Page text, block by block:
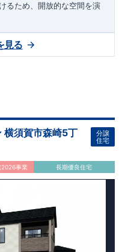
るため、開放的な空間を演
見る
横須賀市森崎5丁
分譲
住宅
2026事業 長期優良住宅